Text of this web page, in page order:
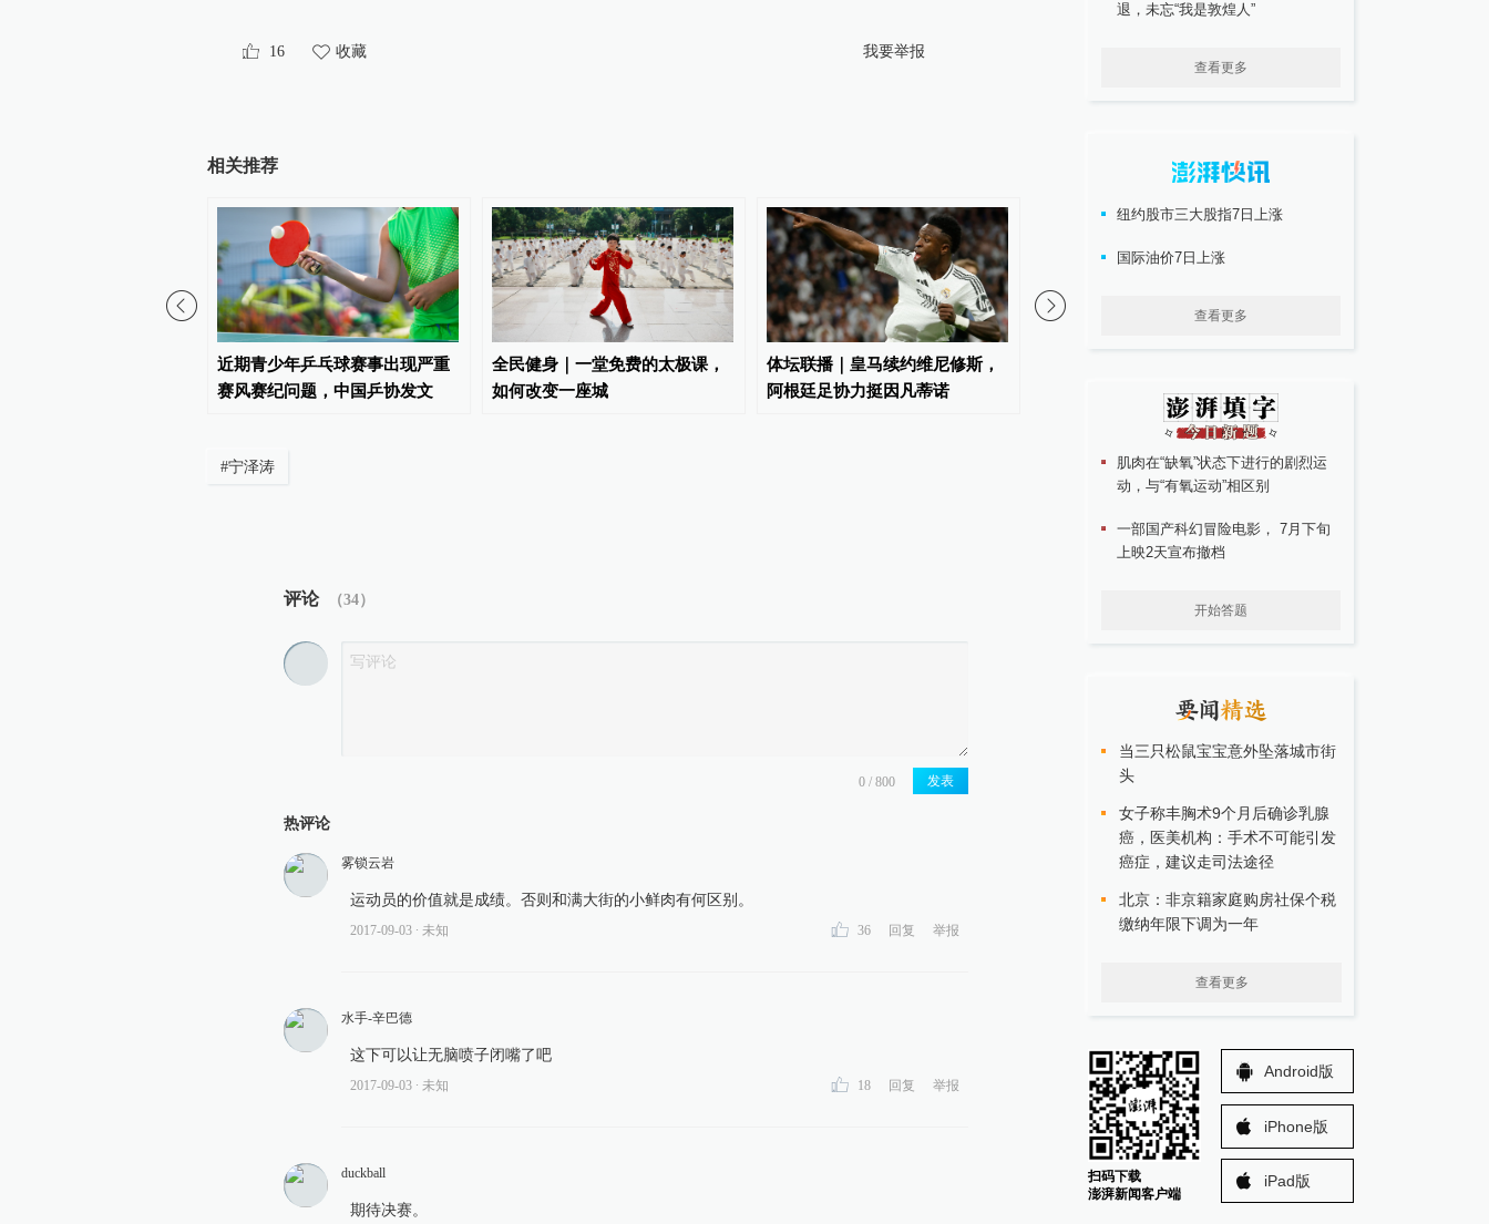
16 收藏 我要举报
相关推荐
近期青少年乒乓球赛事出现严重
赛风赛纪问题，中国乒协发文
全民健身｜一堂免费的太极课，
如何改变一座城
体坛联播｜皇马续约维尼修斯，
阿根廷足协力挺因凡蒂诺
决赛，定位球成最大亮点
#宁泽涛
评论 （34）
发表
热评论
雾锁云岩
运动员的价值就是成绩。否则和满大街的小鲜肉有何区别。
2017-09-03 ∙ 未知 36 回复 举报
水手-辛巴德
这下可以让无脑喷子闭嘴了吧
2017-09-03 ∙ 未知 18 回复 举报
duckball
期待决赛。
退，未忘“我是敦煌人”
查看更多
纽约股市三大股指7日上涨
国际油价7日上涨
查看更多
肌肉在“缺氧”状态下进行的剧烈运
动，与“有氧运动”相区别
一部国产科幻冒险电影， 7月下旬
上映2天宣布撤档
开始答题
当三只松鼠宝宝意外坠落城市街
头
女子称丰胸术9个月后确诊乳腺
癌，医美机构：手术不可能引发
癌症，建议走司法途径
北京：非京籍家庭购房社保个税
缴纳年限下调为一年
查看更多
扫码下载
澎湃新闻客户端
Android版
iPhone版
iPad版